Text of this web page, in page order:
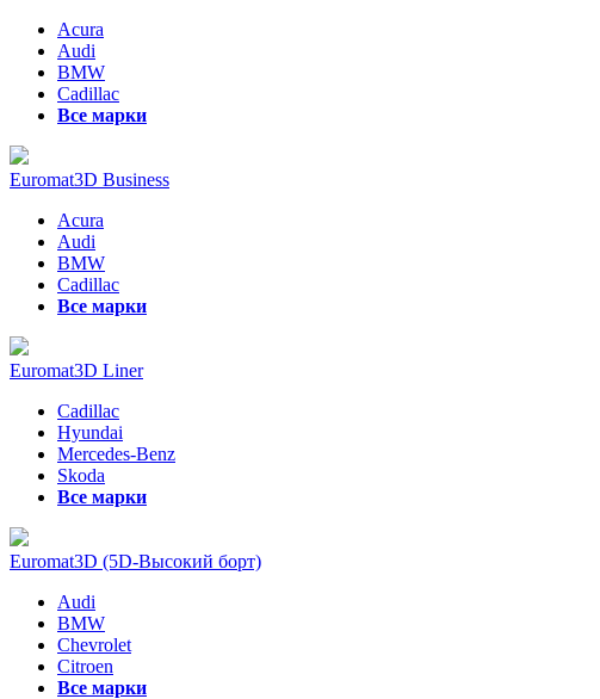
Acura
Audi
BMW
Cadillac
Все марки
Euromat3D Business
Acura
Audi
BMW
Cadillac
Все марки
Euromat3D Liner
Cadillac
Hyundai
Mercedes-Benz
Skoda
Все марки
Euromat3D (5D-Высокий борт)
Audi
BMW
Chevrolet
Citroen
Все марки